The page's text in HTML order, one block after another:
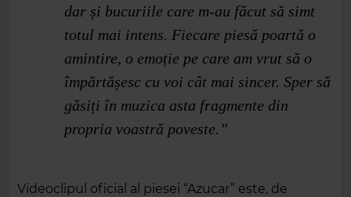
dar și bucuriile care m-au făcut să simt
totul mai intens. Fiecare piesă poartă o
amintire, o emoție pe care am vrut să o
împărtășesc cu voi cât mai sincer. Sper să
găsiți în muzica asta fragmente din
propria voastră poveste.”
Videoclipul oficial al piesei “Azucar” este, de